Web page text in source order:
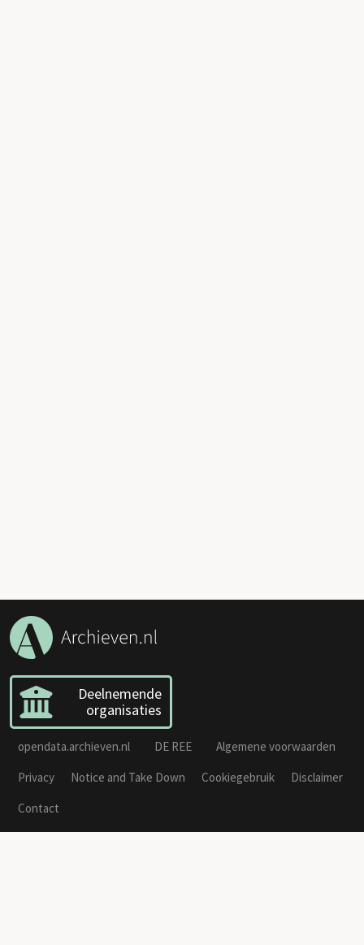
Deelnemende
organisaties
opendata.archieven.nl DE REE
Algemene voorwaarden
Privacy
Notice and Take Down Cookiegebruik
Disclaimer
Contact